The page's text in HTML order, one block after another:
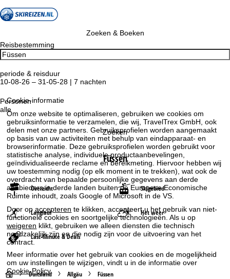
Cookie-informatie
Om onze website te optimaliseren, gebruiken we cookies om
gebruiksinformatie te verzamelen, die wij, TravelTrex GmbH, ook
delen met onze partners. Gebruiksprofielen worden aangemaakt
op basis van uw activiteiten met behulp van eindapparaat- en
browserinformatie. Deze gebruiksprofielen worden gebruikt voor
statistische analyse, individuele productaanbevelingen,
geïndividualiseerde reclame en bereikmeting. Hiervoor hebben wij
uw toestemming nodig (op elk moment in te trekken), wat ook de
overdracht van bepaalde persoonlijke gegevens aan derde
aanbieders in derde landen buiten de Europese Economische
Ruimte inhoudt, zoals Google of Microsoft in de VS.
Door opaccepteren te klikken, accepteert u het gebruik van niet-
functionele cookies en soortgelijke technologieën. Als u op
weigeren klikt, gebruiken we alleen diensten die technisch
noodzakelijk zijn en die nodig zijn voor de uitvoering van het
contract.
Meer informatie over het gebruik van cookies en de mogelijkheid
om uw instellingen te wijzigen, vindt u in de informatie over
Cookie-Policy.
Zoeken & Boeken
Reisbestemming
periode & reisduur
10-08-26 – 31-05-28 | 7 nachten
Personen
alle
Zoeken
Füssen
Overzicht Skigebied
Langlauf Het weer
Last-Minute & Deals
S Duitsland Allgäu Füssen